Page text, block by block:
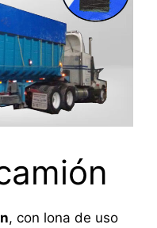
, con lona de uso